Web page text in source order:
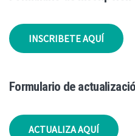
INSCRIBETE AQUÍ
Formulario de
ACTUALIZA AQUÍ